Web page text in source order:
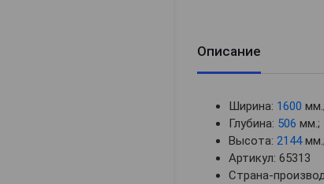
Описание
Ширина: 1600 мм.;
Глубина: 506 мм.;
Высота: 2144мм.;
Артикул: 65313
Страна-